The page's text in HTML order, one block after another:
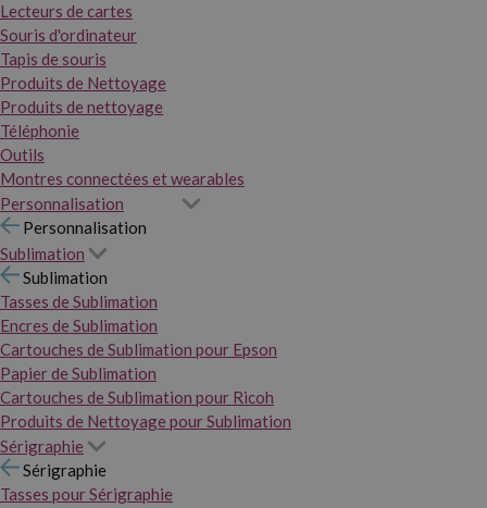
Lecteurs de cartes
Souris d'ordinateur
Tapis de souris
Produits de Nettoyage
Produits de nettoyage
Téléphonie
Outils
Montres connectées et wearables
Personnalisation
Personnalisation
Sublimation
Sublimation
Tasses de Sublimation
Encres de Sublimation
Cartouches de Sublimation pour Epson
Papier de Sublimation
Cartouches de Sublimation pour Ricoh
Produits de Nettoyage pour Sublimation
Sérigraphie
Sérigraphie
Tasses pour Sérigraphie